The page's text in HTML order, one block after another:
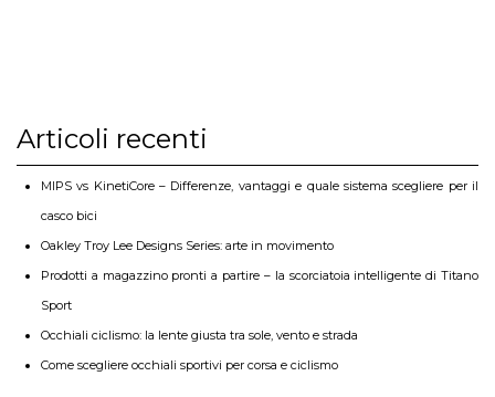
Articoli recenti
MIPS vs KinetiCore – Differenze, vantaggi e quale sistema scegliere per il
casco bici
Oakley Troy Lee Designs Series: arte in movimento
Prodotti a magazzino pronti a partire – la scorciatoia intelligente di Titano
Sport
Occhiali ciclismo: la lente giusta tra sole, vento e strada
Come scegliere occhiali sportivi per corsa e ciclismo